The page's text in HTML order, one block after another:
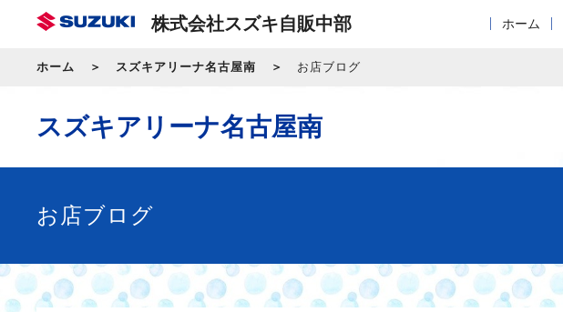
株式会社スズキ自販中部 ホーム
ホーム スズキアリーナ名古屋南 お店ブログ
スズキアリーナ名古屋南
お店ブログ